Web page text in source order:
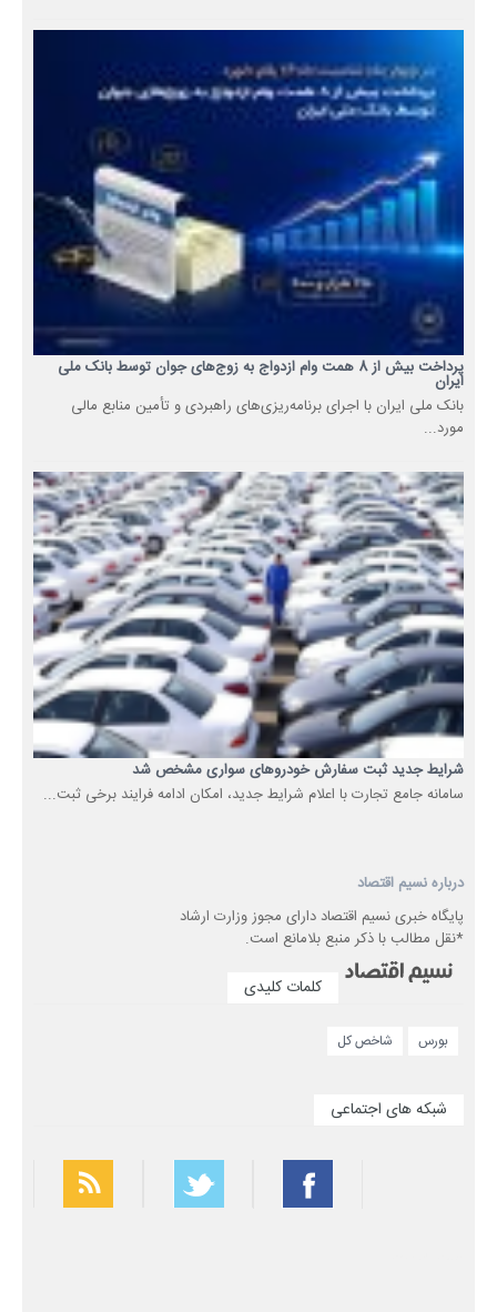
پرداخت بیش از 8 همت وام ازدواج به زوج‌های جوان توسط بانک ملی
ایران
بانک ملی ایران با اجرای برنامه‌ریزی‌های راهبردی و تأمین منابع مالی
مورد...
شرایط جدید ثبت سفارش خودروهای سواری مشخص شد
سامانه جامع تجارت با اعلام شرایط جدید، امکان ادامه فرایند برخی ثبت...
درباره نسیم اقتصاد
پایگاه خبری نسیم اقتصاد دارای مجوز وزارت ارشاد
*نقل مطالب با ذکر منبع بلامانع است.
کلمات کلیدی
بورس شاخص کل
شبکه های اجتماعی